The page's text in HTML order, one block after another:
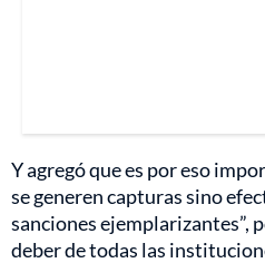
Y agregó que es por eso
se generen capturas sino
sanciones ejemplarizantes”,
deber de todas las